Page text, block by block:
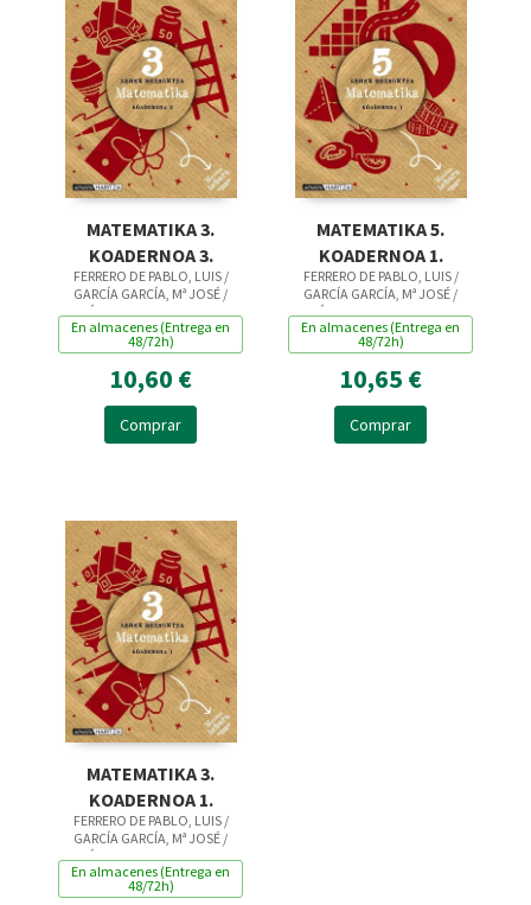
MATEMATIKA 3.
KOADERNOA 3.
FERRERO DE PABLO, LUIS /
GARCÍA GARCÍA, Mª JOSÉ /
GÓMEZ QUESADA, JOSE
MANUEL / MARTÍN MARTÍN,
PABLO
En almacenes (Entrega en
48/72h)
10,60 €
Comprar
MATEMATIKA 5.
KOADERNOA 1.
FERRERO DE PABLO, LUIS /
GARCÍA GARCÍA, Mª JOSÉ /
GÓMEZ QUESADA, JOSE
MANUEL / MARTÍN MARTÍN,
PABLO
En almacenes (Entrega en
48/72h)
10,65 €
Comprar
MATEMATIKA 3.
KOADERNOA 1.
FERRERO DE PABLO, LUIS /
GARCÍA GARCÍA, Mª JOSÉ /
GÓMEZ QUESADA, JOSE
MANUEL / MARTÍN MARTÍN,
PABLO
En almacenes (Entrega en
48/72h)